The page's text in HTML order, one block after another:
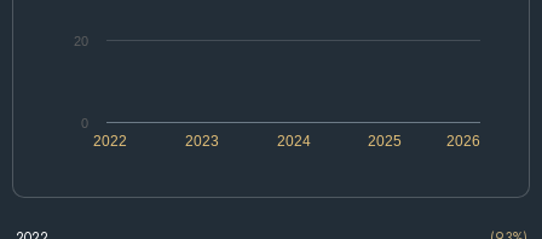
2022 2024 2026
2023 2025
0
20